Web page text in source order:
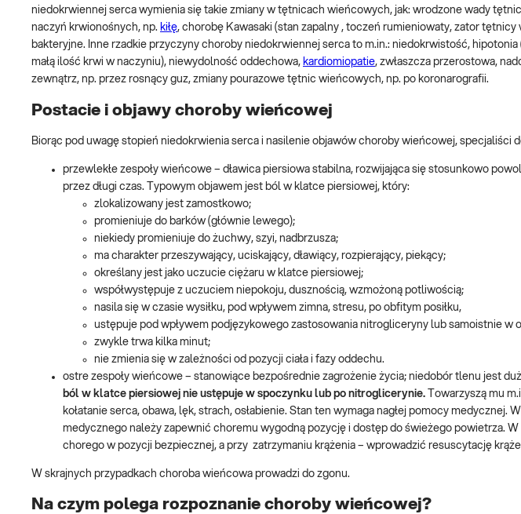
niedokrwiennej serca wymienia się takie zmiany w tętnicach wieńcowych, jak: wrodzone wady
naczyń krwionośnych, np. kiłę, chorobę Kawasaki (stan zapalny , toczeń rumieniowaty, zator
bakteryjne. Inne rzadkie przyczyny choroby niedokrwiennej serca to m.in.: niedokrwistość,
małą ilość krwi w naczyniu), niewydolność oddechowa, kardiomiopatie, zwłaszcza przerostowa,
zewnątrz, np. przez rosnący guz, zmiany pourazowe tętnic wieńcowych, np. po koronarografii.
Postacie i objawy choroby wieńcowej
Biorąc pod uwagę stopień niedokrwienia serca i nasilenie objawów choroby wieńcowej, specjaliści
przewlekłe zespoły wieńcowe – dławica piersiowa stabilna, rozwijająca się stosunkowo
przez długi czas. Typowym objawem jest ból w klatce piersiowej, który:
zlokalizowany jest zamostkowo;
promieniuje do barków (głównie lewego);
niekiedy promieniuje do żuchwy, szyi, nadbrzusza;
ma charakter przeszywający, uciskający, dławiący, rozpierający, piekący;
określany jest jako uczucie ciężaru w klatce piersiowej;
współwystępuje z uczuciem niepokoju, dusznością, wzmożoną potliwością;
nasila się w czasie wysiłku, pod wpływem zimna, stresu, po obfitym posiłku,
ustępuje pod wpływem podjęzykowego zastosowania nitrogliceryny lub samoistnie w
zwykle trwa kilka minut;
nie zmienia się w zależności od pozycji ciała i fazy oddechu.
ostre zespoły wieńcowe – stanowiące bezpośrednie zagrożenie życia; niedobór tlenu jest
ból w klatce piersiowej nie ustępuje w spoczynku lub po nitroglicerynie. Towarzyszą mu
kołatanie serca, obawa, lęk, strach, osłabienie. Stan ten wymaga nagłej pomocy medycznej.
medycznego należy zapewnić choremu wygodną pozycję i dostęp do świeżego powietrza.
chorego w pozycji bezpiecznej, a przy zatrzymaniu krążenia – wprowadzić resuscytację
W skrajnych przypadkach choroba wieńcowa prowadzi do zgonu.
Na czym polega rozpoznanie choroby wieńcowej?